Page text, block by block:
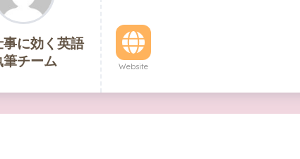
に効く英語
筆チーム
Website